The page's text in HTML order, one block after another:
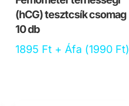
(hCG) tesztcsík csomag
10 db
1895 Ft + Áfa (1990 Ft)